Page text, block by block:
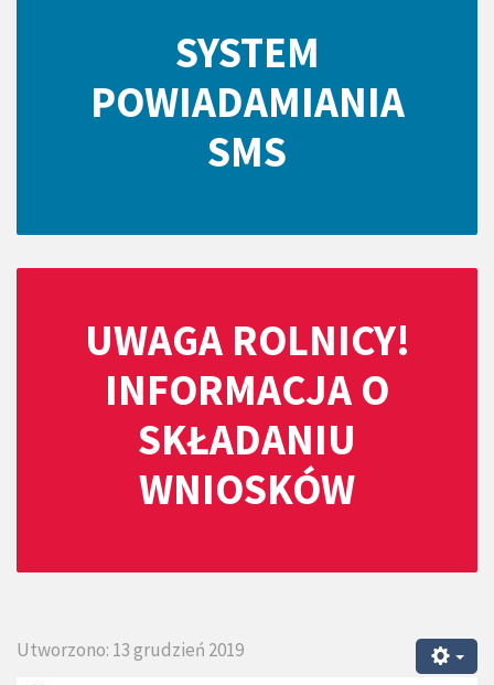
SYSTEM
POWIADAMIANIA
SMS
UWAGA ROLNICY!
INFORMACJA O
SKŁADANIU
WNIOSKÓW
Utworzono: 13 grudzień 2019